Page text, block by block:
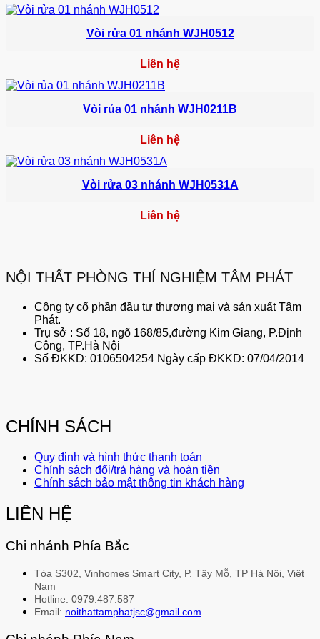
Vòi rửa 01 nhánh WJH0512
Liên hệ
Vòi rủa 01 nhánh WJH0211B
Liên hệ
Vòi rửa 03 nhánh WJH0531A
Liên hệ
NỘI THẤT PHÒNG THÍ NGHIỆM TÂM PHÁT
Công ty cổ phần đầu tư thương mại và sản xuất Tâm
Phát.
Trụ sở : Số 18, ngõ 168/85,đường Kim Giang, P.Định
Công, TP.Hà Nội
Số ĐKKD: 0106504254 Ngày cấp ĐKKD: 07/04/2014
CHÍNH SÁCH
Quy định và hình thức thanh toán
Chính sách đổi/trả hàng và hoàn tiền
Chính sách bảo mật thông tin khách hàng
LIÊN HỆ
Chi nhánh Phía Bắc
Tòa S302, Vinhomes Smart City, P. Tây Mỗ, TP Hà Nội, Việt
Nam
Hotline: 0979.487.587
Email: noithattamphatjsc@gmail.com